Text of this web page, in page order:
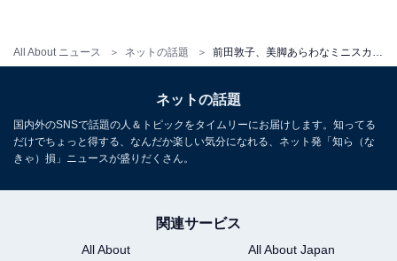
All About ニュース ネットの話題
ネットの話題
国内外のSNSで話題の人＆トピックをタイムリーにお届けします。知ってる
だけでちょっと得する、なんだか楽しい気分になれる、ネット発「知ら（な
きゃ）損」ニュースが盛りだくさん。
関連サービス
All About
All About Japan